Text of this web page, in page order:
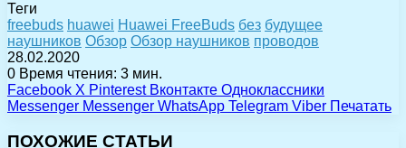
Теги
freebuds huawei Huawei FreeBuds без будущее
наушников Обзор Обзор наушников проводов
28.02.2020
0 Время чтения: 3 мин.
Facebook X Pinterest Вконтакте Одноклассники
Messenger Messenger WhatsApp Telegram Viber Печатать
ПОХОЖИЕ СТАТЬИ